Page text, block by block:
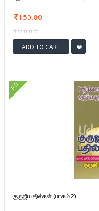
150.00
ADD TO CART
FD
குருஜி பதில்கள் (பாகம் 2)